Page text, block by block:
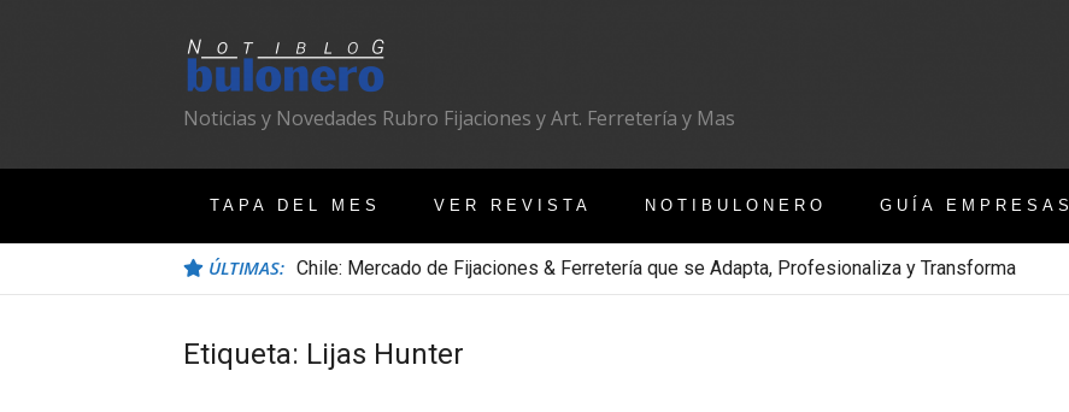
Noticias y Novedades Rubro Fijaciones y Art. Ferretería y Mas
TAPA DEL MES VER REVISTA NOTIBULONERO GUÍA EMPRESAS
ÚLTIMAS: Chile: Mercado de Fijaciones & Ferretería que se Adapta, Profesionaliza y Transforma
Etiqueta: Lijas Hunter